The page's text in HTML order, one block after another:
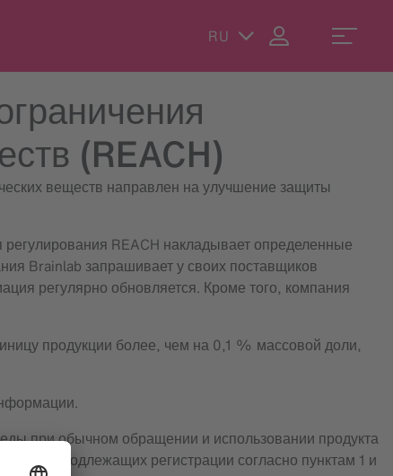
RU
(REACH)
веществ направлен на улучшение защиты
REACH накладывает определенные
Brainlab запрашивает у своих поставщиков
регулярно обновляется. Кроме того, компания
продукции более, чем на 0,1 % массовой доли,
при обычном обращении и использовании продукта
подлежащих регистрации согласно пунктам 1 и